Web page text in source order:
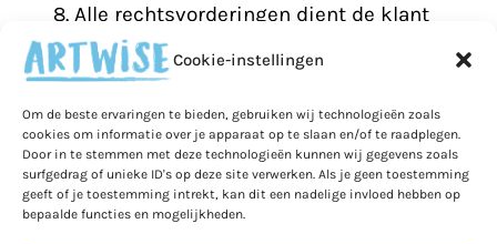
Cookie-instellingen
Om de beste ervaringen te bieden, gebruiken wij technologieën zoals
cookies om informatie over je apparaat op te slaan en/of te raadplegen.
Door in te stemmen met deze technologieën kunnen wij gegevens zoals
surfgedrag of unieke ID's op deze site verwerken. Als je geen toestemming
geeft of je toestemming intrekt, kan dit een nadelige invloed hebben op
bepaalde functies en mogelijkheden.
Alle rechtsvorderingen dient de klant
binnen 1 jaar in te stellen als de klant niet
tevreden is over de werkzaamheden dan
wel het handelen van Artwise. Handelt de
klant niet tijdig, dan verjaart de
rechtsvordering.